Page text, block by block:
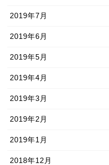
2019年7月
2019年6月
2019年5月
2019年4月
2019年3月
2019年2月
2019年1月
2018年12月